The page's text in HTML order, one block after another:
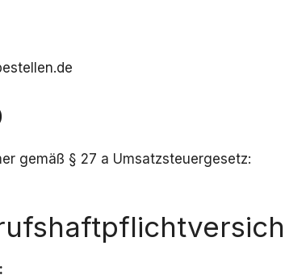
gemäß § 27 a Umsatzsteuergesetz: